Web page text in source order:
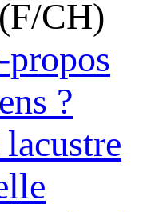
CH)
propos
?
lacustre